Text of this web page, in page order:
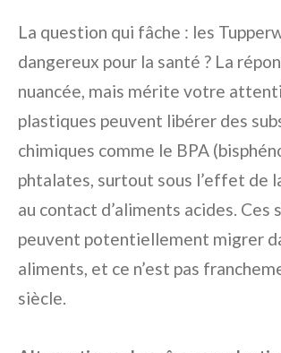
La question qui fâche : les
dangereux pour la santé ? La
nuancée, mais mérite votre
plastiques peuvent libérer des
chimiques comme le BPA
phtalates, surtout sous l’effet de
au contact d’aliments acides. Ces
peuvent potentiellement migrer
aliments, et ce n’est pas
siècle.